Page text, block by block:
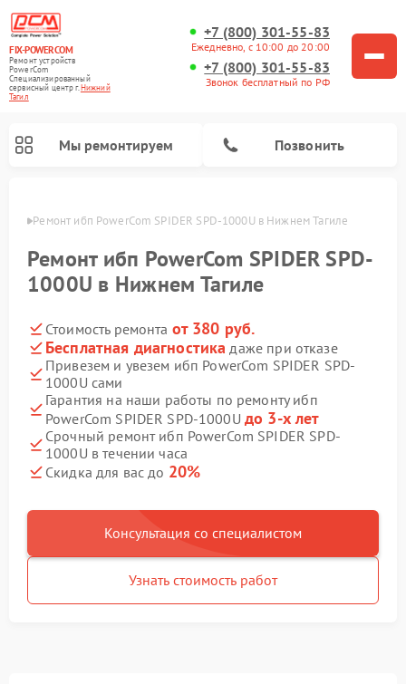
FIX-POWERCOM
Ремонт устройств
PowerCom
Специализированный
cервисный центр г.Нижний
Тагил
+7 (800) 301-55-83
Ежедневно, с 10:00 до 20:00
+7 (800) 301-55-83
Звонок бесплатный по РФ
Мы ремонтируем Позвонить
Ремонт ибп PowerCom SPIDER SPD-1000U в Нижнем Тагиле
Ремонт ибп PowerCom SPIDER SPD-
1000U в Нижнем Тагиле
Стоимость ремонта от 380 руб.
Бесплатная диагностика даже при отказе
Привезем и увезем ибп PowerCom SPIDER SPD-
1000U сами
Гарантия на наши работы по ремонту ибп
PowerCom SPIDER SPD-1000U до 3-х лет
Срочный ремонт ибп PowerCom SPIDER SPD-
1000U в течении часа
Скидка для вас до 20%
Консультация со специалистом
Узнать стоимость работ